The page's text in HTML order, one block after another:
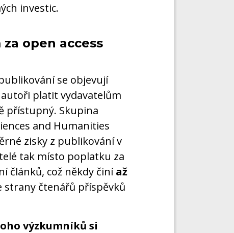
investic.
open access
se objevují
platit vydavatelům
přístupný. Skupina
and Humanities
zisky z publikování v
tak místo poplatku za
článků, což někdy činíaž
strany čtenářů příspěvků
výzkumníků si